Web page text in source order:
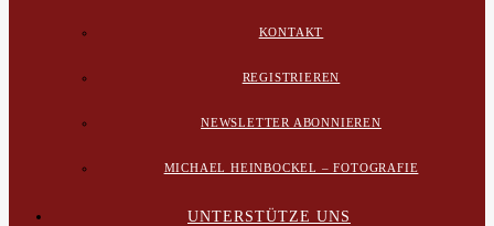
KONTAKT
REGISTRIEREN
NEWSLETTER ABONNIEREN
MICHAEL HEINBOCKEL – FOTOGRAFIE
UNTERSTÜTZE UNS